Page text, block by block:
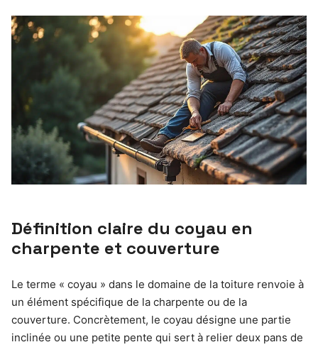
Définition claire du coyau en
charpente et couverture
Le terme « coyau » dans le domaine de la toiture renvoie à
un élément spécifique de la charpente ou de la
couverture. Concrètement, le coyau désigne une partie
inclinée ou une petite pente qui sert à relier deux pans de